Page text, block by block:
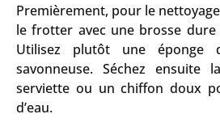
Premièrement, pour le
le frotter avec une brosse
Utilisez plutôt une éponge
savonneuse. Séchez ensuite
serviette ou un chiffon doux
d’eau.